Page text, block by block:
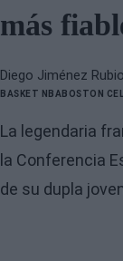
más
Diego Jiménez Rubio
BASKET NBABOSTON
La legendaria
la Conferencia
de su dupla